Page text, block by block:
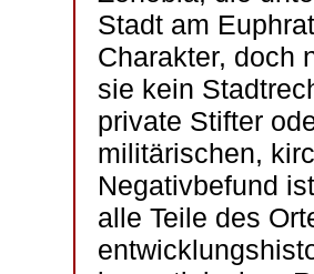
Stadt am
Charakter, doch
sie kein
private Stifter
militärischen,
Negativbefund
alle Teile des